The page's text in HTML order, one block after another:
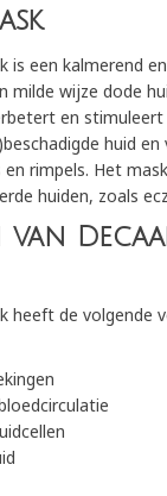
is een kalmerend
milde wijze dode
en stimuleert
huid
rimpels. Het
huiden, zoals
heeft de volgende